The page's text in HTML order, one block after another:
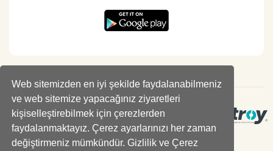
Web sitemizden en iyi şekilde faydalanabilmeniz
ve web sitemize yapacağınız ziyaretleri
kişiselleştirebilmek için çerezlerden
faydalanmaktayız. Çerez ayarlarınızı her zaman
değiştirmeniz mümkündür. Gizlilik ve Çerez